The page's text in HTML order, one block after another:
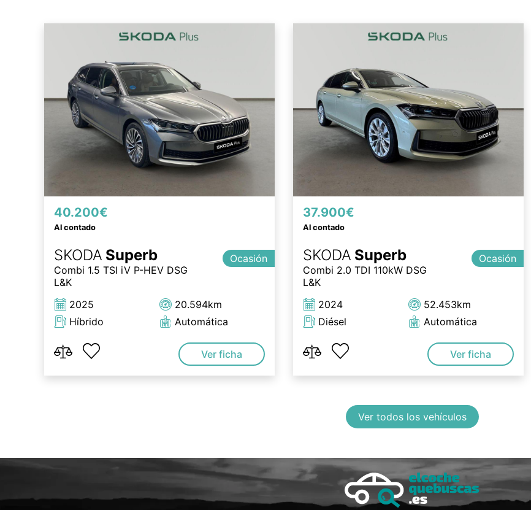
40.200€
Al contado
SKODA Superb
Combi 1.5 TSI iV P-HEV DSG
L&K
Ocasión
2025
Híbrido
20.594km
Automática
Ver ficha
37.900€
Al contado
SKODA Superb
Combi 2.0 TDI 110kW DSG
L&K
Ocasión
2024
Diésel
52.453km
Automática
Ver ficha
Ver todos los vehículos